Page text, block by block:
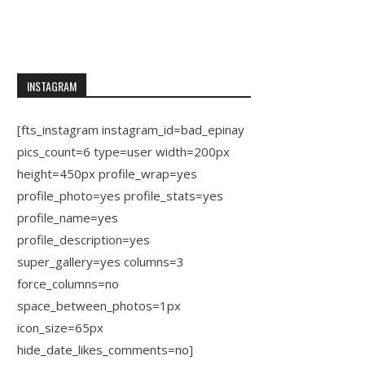
INSTAGRAM
[fts_instagram instagram_id=bad_epinay
pics_count=6 type=user width=200px
height=450px profile_wrap=yes
profile_photo=yes profile_stats=yes
profile_name=yes
profile_description=yes
super_gallery=yes columns=3
force_columns=no
space_between_photos=1px
icon_size=65px
hide_date_likes_comments=no]